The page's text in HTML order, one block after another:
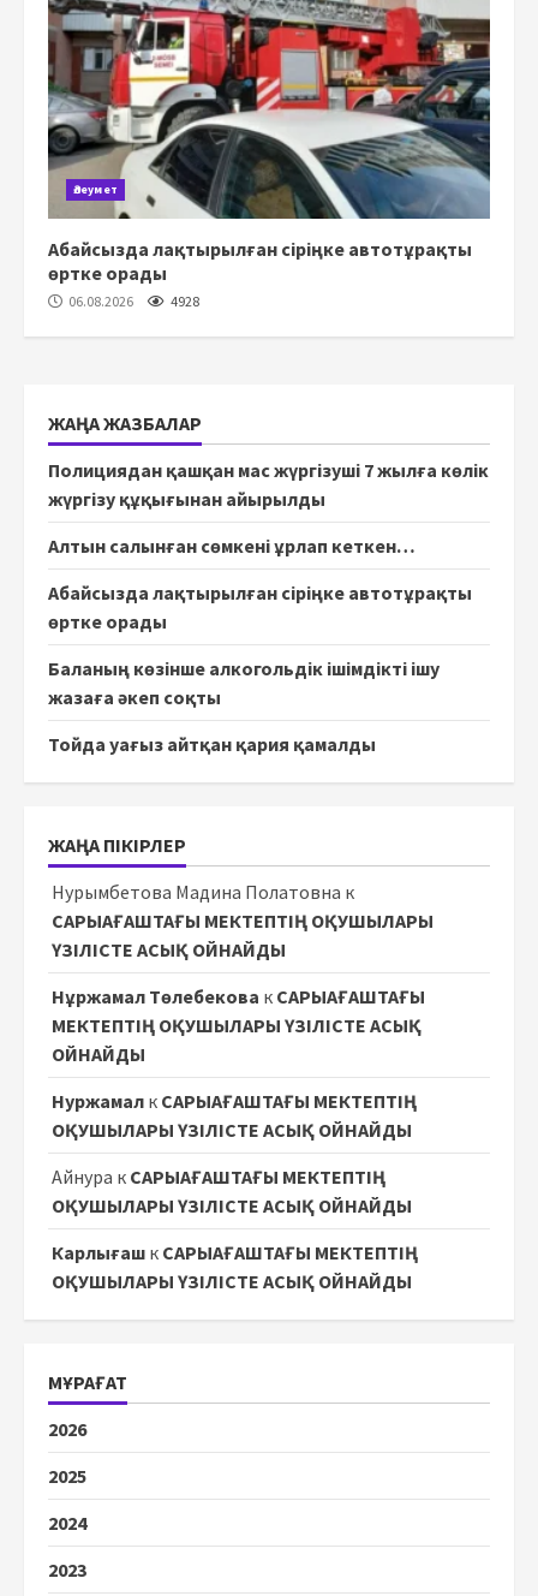
Әлеумет
Абайсызда лақтырылған сіріңке автотұрақты
өртке орады
06.08.2026 4928
ЖАҢА ЖАЗБАЛАР
Полициядан қашқан мас жүргізуші 7 жылға көлік
жүргізу құқығынан айырылды
Алтын салынған сөмкені ұрлап кеткен…
Абайсызда лақтырылған сіріңке автотұрақты
өртке орады
Баланың көзінше алкогольдік ішімдікті ішу
жазаға әкеп соқты
Тойда уағыз айтқан қария қамалды
ЖАҢА ПІКІРЛЕР
Нурымбетова Мадина Полатовна к
САРЫАҒАШТАҒЫ МЕКТЕПТІҢ ОҚУШЫЛАРЫ
ҮЗІЛІСТЕ АСЫҚ ОЙНАЙДЫ
Нұржамал Төлебекова к САРЫАҒАШТАҒЫ
МЕКТЕПТІҢ ОҚУШЫЛАРЫ ҮЗІЛІСТЕ АСЫҚ
ОЙНАЙДЫ
Нуржамал к САРЫАҒАШТАҒЫ МЕКТЕПТІҢ
ОҚУШЫЛАРЫ ҮЗІЛІСТЕ АСЫҚ ОЙНАЙДЫ
Айнура к САРЫАҒАШТАҒЫ МЕКТЕПТІҢ
ОҚУШЫЛАРЫ ҮЗІЛІСТЕ АСЫҚ ОЙНАЙДЫ
Карлығаш к САРЫАҒАШТАҒЫ МЕКТЕПТІҢ
ОҚУШЫЛАРЫ ҮЗІЛІСТЕ АСЫҚ ОЙНАЙДЫ
МҰРАҒАТ
2026
2025
2024
2023